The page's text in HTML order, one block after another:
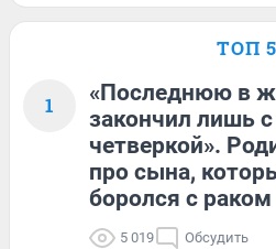
ТОП 5
1
«Последнюю в
закончил лишь
четверкой».
про сына,
боролся с раком
5 019 Обсудить